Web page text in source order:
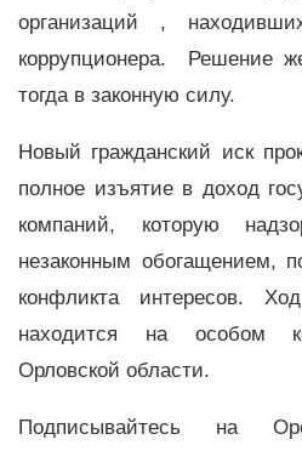
организаций ,
коррупционера. Решение
тогда в законную силу.
Новый гражданский иск
полное изъятие в доход
компаний, которую
незаконным обогащением,
конфликта интересов.
находится на особом
Орловской области.
Подписывайтесь на